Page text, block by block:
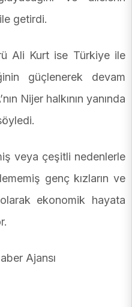
getirdi.
Ali Kurt ise Türkiye ile
güçlenerek devam
Nijer halkının yanında
veya çeşitli nedenlerle
genç kızların ve
ekonomik hayata
Ajansı